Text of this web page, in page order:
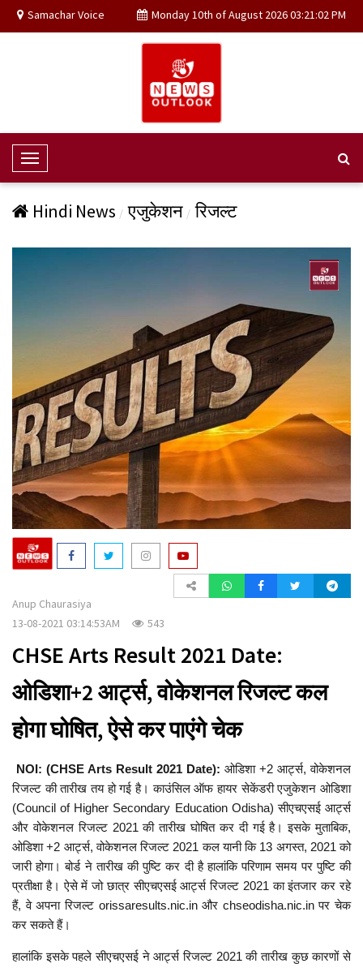
Samachar Voice Monday 10th of August 2026 03:21:02 PM
T
o
g
t
i
o
n
Hindi News एजुकेशन रिजल्ट
Anup Chaurasiya
13-08-2021 03:14:53AM
543
CHSE Arts Result 2021 Date:
ओडिशा+2 आर्ट्स, वोकेशनल रिजल्ट कल
होगा घोषित, ऐसे कर पाएंगे चेक
NOI: (CHSE Arts Result 2021 Date): ओडिशा +2 आर्ट्स, वोकेशनल
रिजल्ट की तारीख तय हो गई है। काउंसिल ऑफ हायर सेकेंडरी एजुकेशन ओडिशा
(Council of Higher Secondary Education Odisha) सीएचएसई आर्ट्स
और वोकेशनल रिजल्ट 2021 की तारीख घोषित कर दी गई है। इसके मुताबिक,
ओडिशा +2 आर्ट्स, वोकेशनल रिजल्ट 2021 कल यानी कि 13 अगस्त, 2021 को
जारी होगा। बोर्ड ने तारीख की पुष्टि कर दी है हालांकि परिणाम समय पर पुष्टि की
प्रतीक्षा है। ऐसे में जो छात्र सीएचएसई आर्ट्स रिजल्ट 2021 का इंतजार कर रहे
हैं, वे अपना रिजल्ट orissaresults.nic.in और chseodisha.nic.in पर चेक
कर सकते हैं।
हालांकि इसके पहले सीएचएसई ने आर्ट्स रिजल्ट 2021 की तारीख कुछ कारणों से